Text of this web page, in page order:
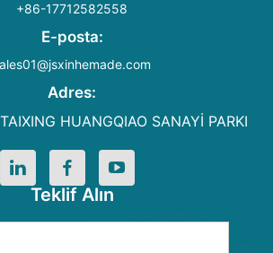
+86-17712582558
E-posta:
Adres:
HUANGQIAO SANAYİ PARKI
Teklif Alın